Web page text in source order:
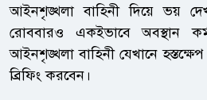
আইনশৃঙ্খলা বাহিনী দিয়ে ভয়
রোববারও একইভাবে অবস্থান
আইনশৃঙ্খলা বাহিনী যেখানে
ব্রিফিং করবেন।